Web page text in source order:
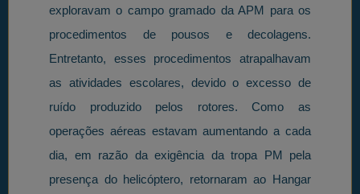
exploravam o campo gramado da APM para os
procedimentos de pousos e decolagens.
Entretanto, esses procedimentos atrapalhavam
as atividades escolares, devido o excesso de
ruído produzido pelos rotores. Como as
operações aéreas estavam aumentando a cada
dia, em razão da exigência da tropa PM pela
presença do helicóptero, retornaram ao Hangar